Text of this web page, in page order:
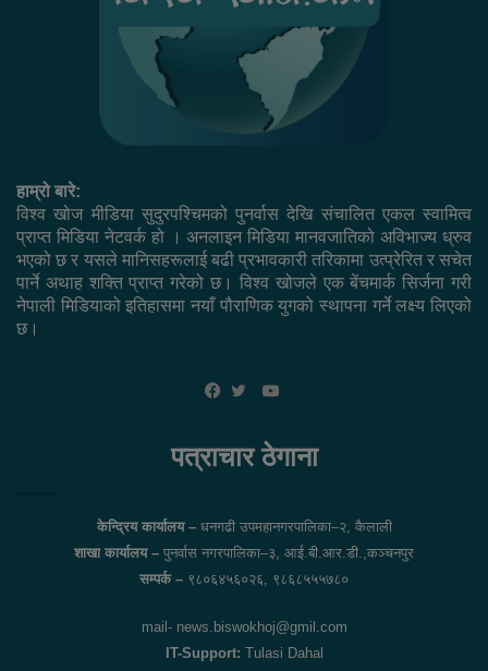
हाम्रो बारे:
विश्व खोज मीडिया सुदुरपश्चिमको पुनर्वास देखि संचालित एकल स्वामित्व
प्राप्त मिडिया नेटवर्क हो । अनलाइन मिडिया मानवजातिको अविभाज्य ध्रुव
भएको छ र यसले मानिसहरूलाई बढी प्रभावकारी तरिकामा उत्प्रेरित र सचेत
पार्ने अथाह शक्ति प्राप्त गरेको छ। विश्व खोजले एक बेंचमार्क सिर्जना गरी
नेपाली मिडियाको इतिहासमा नयाँ पौराणिक युगको स्थापना गर्ने लक्ष्य लिएको
छ।
YouTube
पत्राचार ठेगाना
केन्द्रिय कार्यालय –धनगढी उपमहानगरपालिका–२, कैलाली
शाखा कार्यालय – पुनर्वास नगरपालिका–३, आई.बी.आर.डी.,कञ्चनपुर
सम्पर्क – ९८०६४५६०२६, ९८६८५५५७८०
mail- news.biswokhoj@gmil.com
IT-Support: Tulasi Dahal